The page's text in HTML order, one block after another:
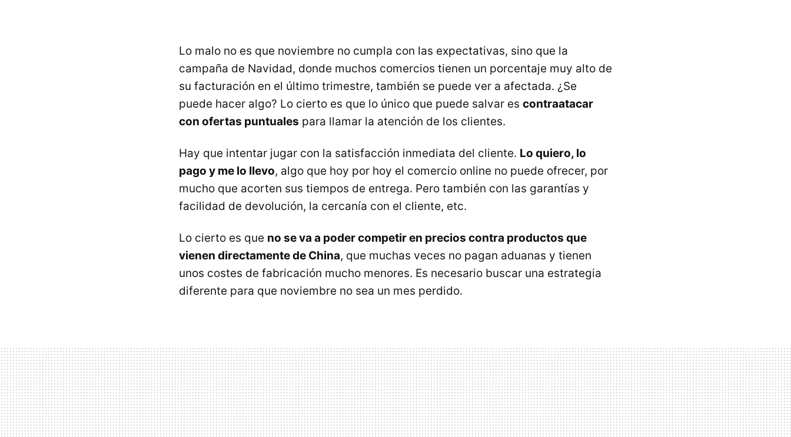
Lo malo no es que noviembre no cumpla con las expectativas, sino que la
campaña de Navidad, donde muchos comercios tienen un porcentaje muy alto de
su facturación en el último trimestre, también se puede ver a afectada. ¿Se
puede hacer algo? Lo cierto es que lo único que puede salvar es contraatacar
con ofertas puntuales para llamar la atención de los clientes.
Hay que intentar jugar con la satisfacción inmediata del cliente. Lo quiero, lo
pago y me lo llevo, algo que hoy por hoy el comercio online no puede ofrecer, por
mucho que acorten sus tiempos de entrega. Pero también con las garantías y
facilidad de devolución, la cercanía con el cliente, etc.
Lo cierto es que no se va a poder competir en precios contra productos que
vienen directamente de China, que muchas veces no pagan aduanas y tienen
unos costes de fabricación mucho menores. Es necesario buscar una estrategia
diferente para que noviembre no sea un mes perdido.